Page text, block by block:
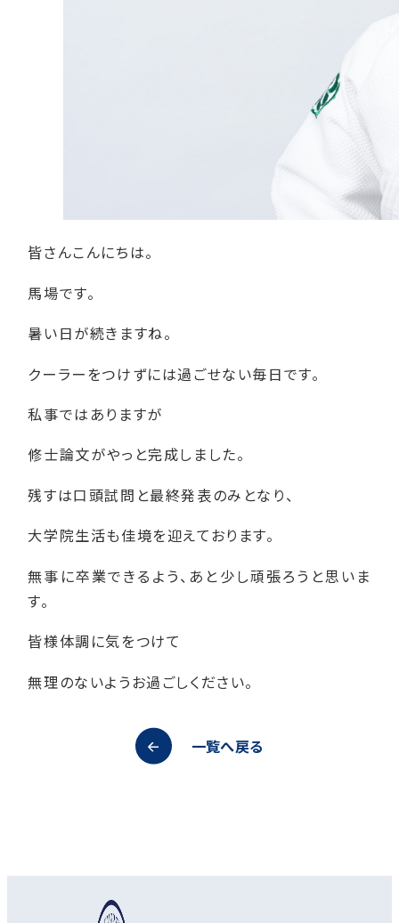
皆さんこんにちは。
馬場です。
暑い日が続きますね。
クーラーをつけずには過ごせない毎日です。
私事ではありますが
修士論文がやっと完成しました。
残すは口頭試問と最終発表のみとなり、
大学院生活も佳境を迎えております。
無事に卒業できるよう、あと少し頑張ろうと思いま
す。
皆様体調に気をつけて
無理のないようお過ごしください。
一覧へ戻る